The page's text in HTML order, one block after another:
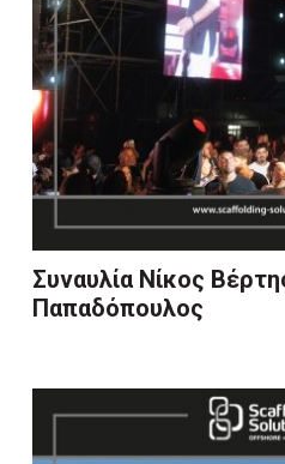
Συναυλία Νίκος
Παπαδόπουλος